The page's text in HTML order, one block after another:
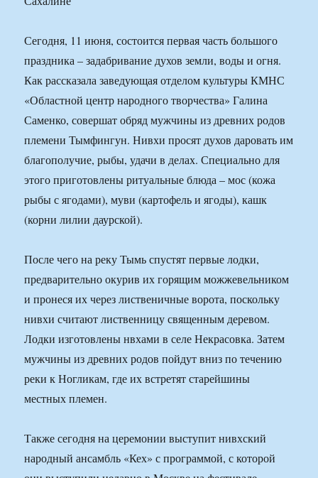
Сегодня, 11 июня, состоится первая часть большого
праздника – задабривание духов земли, воды и огня.
Как рассказала заведующая отделом культуры КМНС
«Областной центр народного творчества» Галина
Саменко, совершат обряд мужчины из древних родов
племени Тымфингун. Нивхи просят духов даровать им
благополучие, рыбы, удачи в делах. Специально для
этого приготовлены ритуальные блюда – мос (кожа
рыбы с ягодами), муви (картофель и ягоды), кашк
(корни лилии даурской).
После чего на реку Тымь спустят первые лодки,
предварительно окурив их горящим можжевельником
и пронеся их через лиственичные ворота, поскольку
нивхи считают лиственницу священным деревом.
Лодки изготовлены нвхами в селе Некрасовка. Затем
мужчины из древних родов пойдут вниз по течению
реки к Ногликам, где их встретят старейшины
местных племен.
Также сегодня на церемонии выступит нивхский
народный ансамбль «Кех» с программой, с которой